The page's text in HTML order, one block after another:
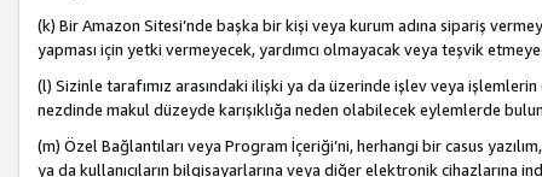
(k) Bir Amazon Sitesi’nde başka bir kişi veya kurum adına sipariş
yapması için yetki vermeyecek, yardımcı olmayacak veya teşvik
(l) Sizinle tarafımız arasındaki ilişki ya da üzerinde işlev veya
nezdinde makul düzeyde karışıklığa neden olabilecek eylemlerde
(m) Özel Bağlantıları veya Program İçeriği’ni, herhangi bir casus
ya da kullanıcıların bilgisayarlarına veya diğer elektronik